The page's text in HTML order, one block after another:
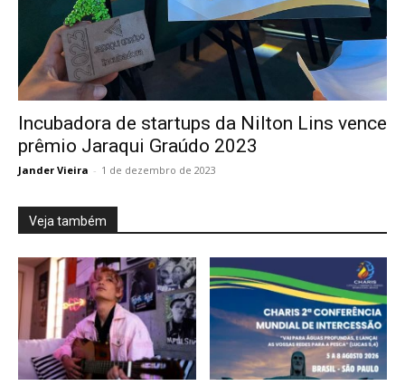
Incubadora de startups da Nilton Lins vence
prêmio Jaraqui Graúdo 2023
Jander Vieira - 1 de dezembro de 2023
Veja também